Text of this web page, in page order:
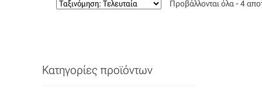
Προβάλλονται όλα - 4
Κατηγορίες προϊόντων